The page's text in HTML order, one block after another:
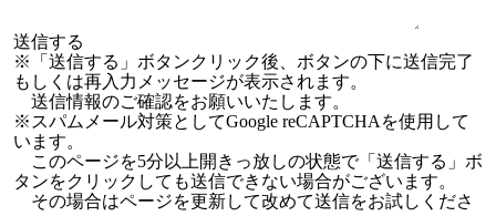
※「送信する」ボタンクリック後、ボタンの下に送信完了
もしくは再入力メッセージが表示されます。
送信情報のご確認をお願いいたします。
※スパムメール対策としてGoogle reCAPTCHAを使用して
います。
このページを5分以上開きっ放しの状態で「送信する」ボ
タンをクリックしても送信できない場合がございます。
その場合はページを更新して改めて送信をお試しくださ